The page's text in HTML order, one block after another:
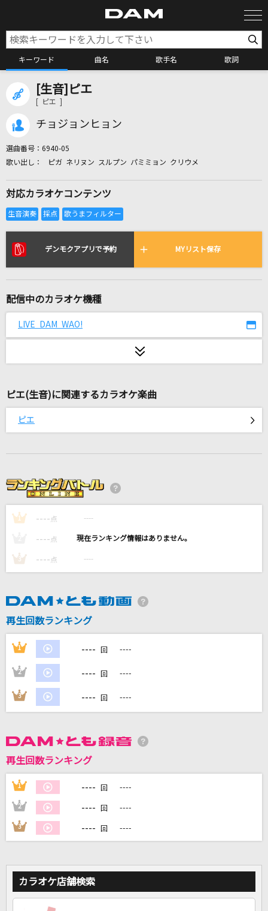
キーワード 曲名 歌手名 歌詞
全国りれき
リアルタイムで歌われている曲の一覧
シャル・ウィ・ダンス?
君って
ダーリン
Mrs. GREEN APPLE
世界に一つだけの花
カリスマックス
Snow Man
優里
M!LK
ホムンクルス
Vaundy
7月のサイダー
超ときめき宣伝部(ときめき宣伝部)
DAMの新曲・ランキングなど
DAMに会員登録・ログインして
[生音]ピエ
[ ピエ ]
チョジョンヒョン
選曲番号： 6940-05
ピガ ネリヌン スルプン パミミョン クリウメ
対応カラオケコンテンツ
デンモクアプリで予約 MYリスト保存
配信中のカラオケ機種
LIVE DAM WAO!
ピエ(生音)に関連するカラオケ楽曲
ピエ
1 ---- 点 ----
---- 点 ----
3 ---- 点 ----
再生回数ランキング
1 ---- 回 ----
2 ---- 回 ----
3 ---- 回 ----
再生回数ランキング
1 ---- 回 ----
2 ---- 回 ----
3 ---- 回 ----
カラオケ店舗検索